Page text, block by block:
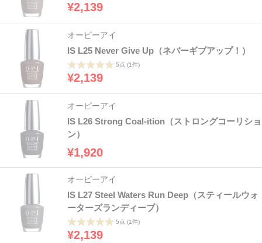
¥2,139
オーピーアイ
IS L25 Never Give Up（ネバーギブアップ！）
5点 (1件)
¥2,139
オーピーアイ
IS L26 Strong Coal-ition（ストロングコーリショ
ン）
¥1,920
オーピーアイ
IS L27 Steel Waters Run Deep（スティールウォ
ーターズランディーブ）
5点 (1件)
¥2,139